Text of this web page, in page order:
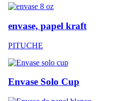
envase, papel kraft
PITUCHE
Envase Solo Cup